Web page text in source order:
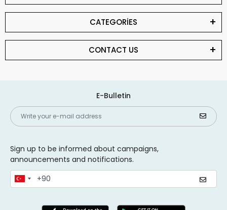
CATEGORİES
CONTACT US
E-Bulletin
Sign up to be informed about campaigns,
announcements and notifications.